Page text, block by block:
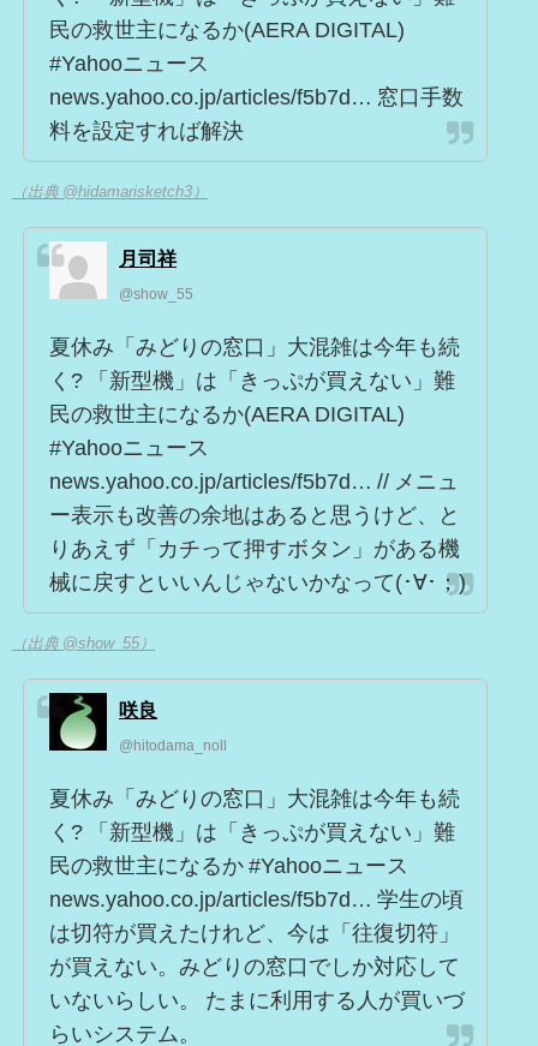
民の救世主になるか(AERA DIGITAL)
#Yahooニュース
news.yahoo.co.jp/articles/f5b7d… 窓口手数
料を設定すれば解決
（出典 @hidamarisketch3）
月司祥
@show_55
夏休み「みどりの窓口」大混雑は今年も続
く? 「新型機」は「きっぷが買えない」難
民の救世主になるか(AERA DIGITAL)
#Yahooニュース
news.yahoo.co.jp/articles/f5b7d… // メニュ
ー表示も改善の余地はあると思うけど、と
りあえず「カチって押すボタン」がある機
械に戻すといいんじゃないかなって(･∀･；)
（出典 @show_55）
咲良
@hitodama_noll
夏休み「みどりの窓口」大混雑は今年も続
く? 「新型機」は「きっぷが買えない」難
民の救世主になるか #Yahooニュース
news.yahoo.co.jp/articles/f5b7d… 学生の頃
は切符が買えたけれど、今は「往復切符」
が買えない。みどりの窓口でしか対応して
いないらしい。 たまに利用する人が買いづ
らいシステム。